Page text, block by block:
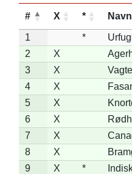
# X * Navn
1 *
2
X
3
X
4
X
5
X
6
X
7
X
8
X
9
X *